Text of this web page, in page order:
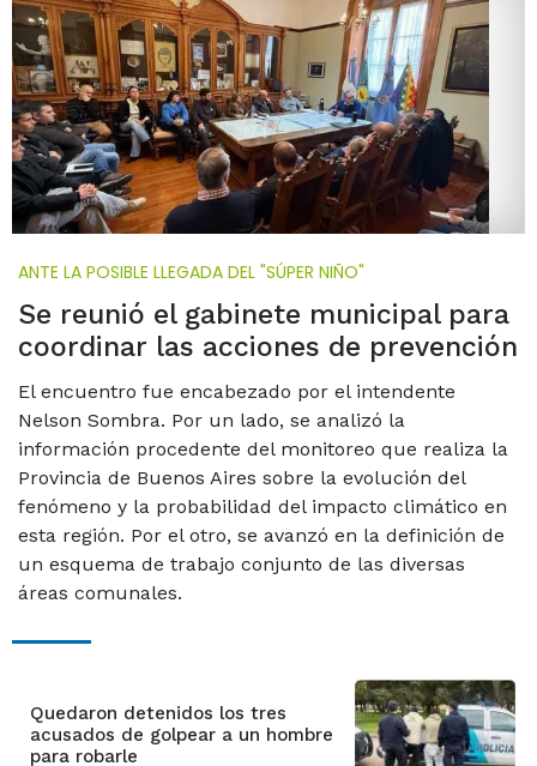
ANTE LA POSIBLE LLEGADA DEL "SÚPER NIÑO"
Se reunió el gabinete municipal para
coordinar las acciones de prevención
El encuentro fue encabezado por el intendente
Nelson Sombra. Por un lado, se analizó la
información procedente del monitoreo que realiza la
Provincia de Buenos Aires sobre la evolución del
fenómeno y la probabilidad del impacto climático en
esta región. Por el otro, se avanzó en la definición de
un esquema de trabajo conjunto de las diversas
áreas comunales.
Quedaron detenidos los tres
acusados de golpear a un hombre
para robarle